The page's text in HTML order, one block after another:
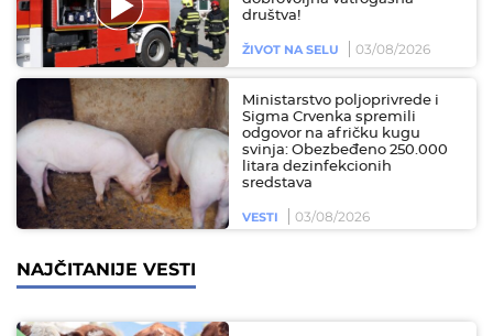
društva!
ŽIVOT NA SELU 03/08/2026
Ministarstvo poljoprivrede i
Sigma Crvenka spremili
odgovor na afričku kugu
svinja: Obezbeđeno 250.000
litara dezinfekcionih
sredstava
VESTI 03/08/2026
NAJČITANIJE VESTI